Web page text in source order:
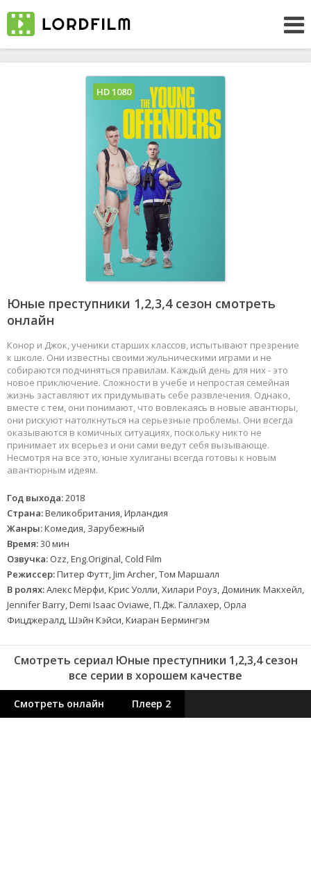
Юные преступники 1,2,3,4 сезон смотреть
онлайн
Конор и Джок, ученики старших классов, испытывают презрение
к школе. Они известны своими жульническими играми и не
собираются подчиняться правилам. Каждый день для них - это
новое приключение. Сложности в учебе и непростая семейная
жизнь заставляют их придумывать себе развлечения. Однако,
вместе с тем, они понимают, что вовлекаясь в новые авантюры,
они рискуют натолкнуться на серьезные проблемы. Они всегда
оказываются в комичных ситуациях, поскольку никто не
принимает их всерьез и они сами ведут себя вызывающе.
Несмотря на все это, юные хулиганы всегда готовы к новым
авантюрным идеям.
Год выхода:2018
Страна:Великобритания, Ирландия
Жанры:Комедия, Зарубежный
Время:30 мин
Озвучка: Ozz, Eng.Original, Cold Film
Режиссер:Питер Футт, Jim Archer, Том Маршалл
В ролях:Алекс Мёрфи, Крис Уолли, Хилари Роуз, Доминик Макхейл,
Jennifer Barry, Demi Isaac Oviawe, П.Дж. Галлахер, Орла
Фицджералд, Шэйн Кэйси, Киаран Бермингэм
HD 1080
Смотреть сериал Юные преступники 1,2,3,4 сезон
все серии в хорошем качестве
Смотреть онлайн Плеер 2